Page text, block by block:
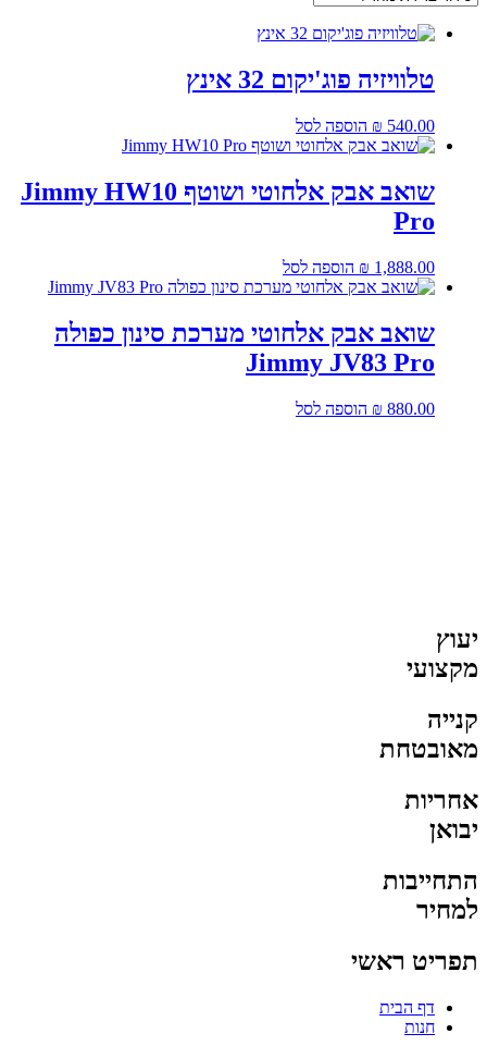
טלוויזיה פוג'יקום 32 אינץ
₪540.00 הוספה לסל
שואב אבק אלחוטי ושוטף Jimmy HW10
Pro
₪1,888.00 הוספה לסל
שואב אבק אלחוטי מערכת סינון כפולה
Jimmy JV83 Pro
₪880.00 הוספה לסל
יעוץ
מקצועי
קנייה
מאובטחת
אחריות
יבואן
התחייבות
למחיר
תפריט ראשי
דף הבית
חנות